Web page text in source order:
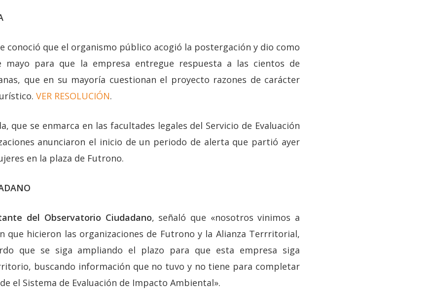
conoció que el organismo público acogió la postergación y dio como
mayo para que la empresa entregue respuesta a las cientos de
que en su mayoría cuestionan el proyecto razones de carácter
VER RESOLUCIÓN.
que se enmarca en las facultades legales del Servicio de Evaluación
anunciaron el inicio de un periodo de alerta que partió ayer
en la plaza de Futrono.
del Observatorio Ciudadano, señaló que «nosotros vinimos a
que hicieron las organizaciones de Futrono y la Alianza Terrritorial,
que se siga ampliando el plazo para que esta empresa siga
buscando información que no tuvo y no tiene para completar
el Sistema de Evaluación de Impacto Ambiental».